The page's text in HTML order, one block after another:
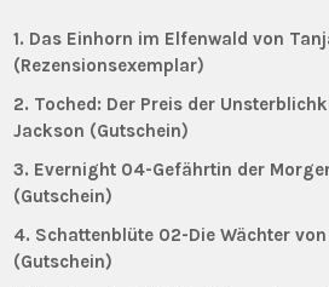
1. Das Einhorn im Elfenwald von
(Rezensionsexemplar)
2. Toched: Der Preis der
Jackson (Gutschein)
3. Evernight 04-Gefährtin der
(Gutschein)
4. Schattenblüte 02-Die Wächter
(Gutschein)